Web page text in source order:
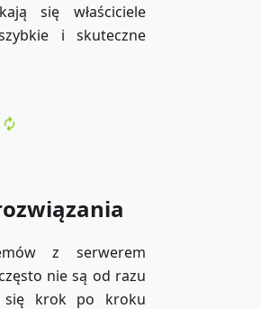
się właściciele
i skuteczne
z serwerem
nie są od razu
się krok po kroku